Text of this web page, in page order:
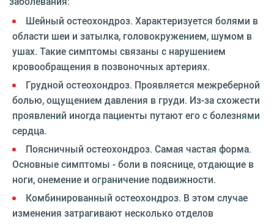
Шейный остеохондроз. Характеризуется болями в
области шеи и затылка, головокружением, шумом в
ушах. Такие симптомы связаны с нарушением
кровообращения в позвоночных артериях.
Грудной остеохондроз. Проявляется межреберной
болью, ощущением давления в груди. Из-за схожести
проявлений иногда пациенты путают его с болезнями
сердца.
Поясничный остеохондроз. Самая частая форма.
Основные симптомы - боли в пояснице, отдающие в
ноги, онемение и ограничение подвижности.
Комбинированный остеохондроз. В этом случае
изменения затрагивают несколько отделов